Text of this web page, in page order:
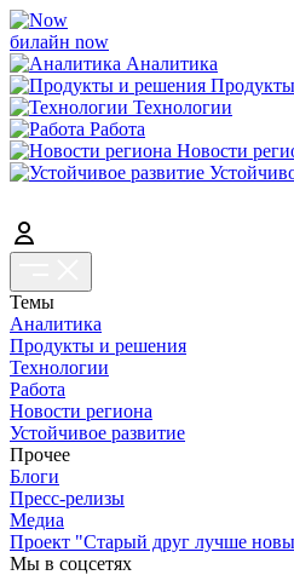
билайн now
Аналитика
Технологии
Работа
Новости
Темы
Аналитика
Продукты и решения
Технологии
Работа
Новости региона
Устойчивое развитие
Прочее
Блоги
Пресс-релизы
Медиа
Проект "Старый друг лучше
Мы в соцсетях